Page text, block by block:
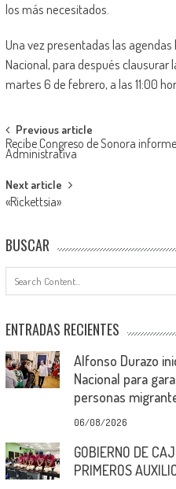
los más necesitados.
Una vez presentadas las
Nacional, para después clausurar
martes 6 de febrero, a las 11:00
Post
navigation
Previous article
Recibe Congreso de Sonora
Administrativa
Next article
«Rickettsia»
BUSCAR
ENTRADAS RECIENTES
Alfonso Durazo
Nacional para
personas
06/08/2026
GOBIERNO DE
PRIMEROS